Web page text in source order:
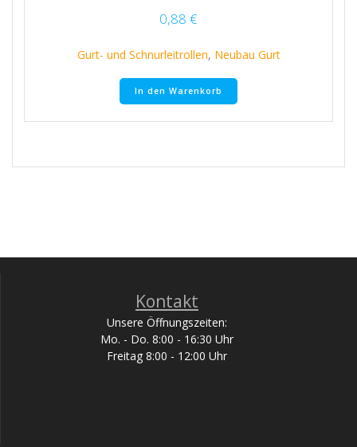
0,88 €
Gurt- und Schnurleitrollen, Neubau Gurt
In den Warenkorb
Kontakt
Unsere Öffnungszeiten:
Mo. - Do. 8:00 - 16:30 Uhr
Freitag 8:00 - 12:00 Uhr